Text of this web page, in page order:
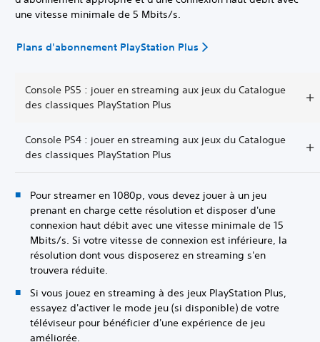
une vitesse minimale de 5 Mbits/s.
Plans d'abonnement PlayStation Plus
Console PS5 : jouer en streaming aux jeux du Catalogue
des classiques PlayStation Plus
Console PS4 : jouer en streaming aux jeux du Catalogue
des classiques PlayStation Plus
Pour streamer en 1080p, vous devez jouer à un jeu
prenant en charge cette résolution et disposer d'une
connexion haut débit avec une vitesse minimale de 15
Mbits/s. Si votre vitesse de connexion est inférieure, la
résolution dont vous disposerez en streaming s'en
trouvera réduite.
Si vous jouez en streaming à des jeux PlayStation Plus,
essayez d'activer le mode jeu (si disponible) de votre
téléviseur pour bénéficier d'une expérience de jeu
améliorée.